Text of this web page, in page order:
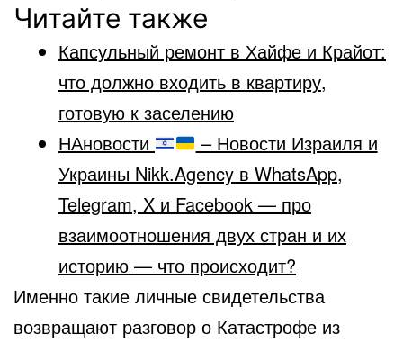
Читайте также
Капсульный ремонт в Хайфе и Крайот:
что должно входить в квартиру,
готовую к заселению
НАновости
– Новости Израиля и
Украины Nikk.Agency в WhatsApp,
Telegram, X и Facebook — про
взаимоотношения двух стран и их
историю — что происходит?
Именно такие личные свидетельства
возвращают разговор о Катастрофе из